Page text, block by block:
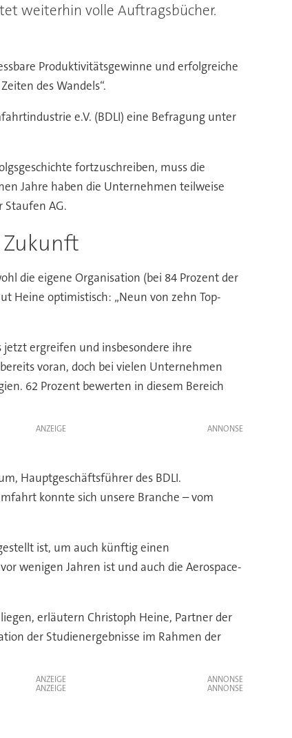
weiterhin volle Auftragsbücher.
Produktivitätsgewinne und erfolgreiche
des Wandels“.
e.V. (BDLI) eine Befragung unter
fortzuschreiben, muss die
Jahre haben die Unternehmen teilweise
Staufen AG.
die eigene Organisation (bei 84 Prozent der
Heine optimistisch: „Neun von zehn Top-
ergreifen und insbesondere ihre
voran, doch bei vielen Unternehmen
62 Prozent bewerten in diesem Bereich
ANZEIGE
Hauptgeschäftsführer des BDLI.
konnte sich unsere Branche – vom
ist, um auch künftig einen
wenigen Jahren ist und auch die Aerospace-
erläutern Christoph Heine, Partner der
der Studienergebnisse im Rahmen der
ANZEIGE
ANZEIGE